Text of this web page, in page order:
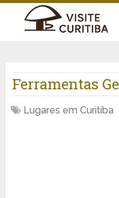
Ferramentas
Lugares em Curitiba